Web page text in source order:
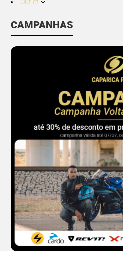
Outlet 3
CAMPANHAS